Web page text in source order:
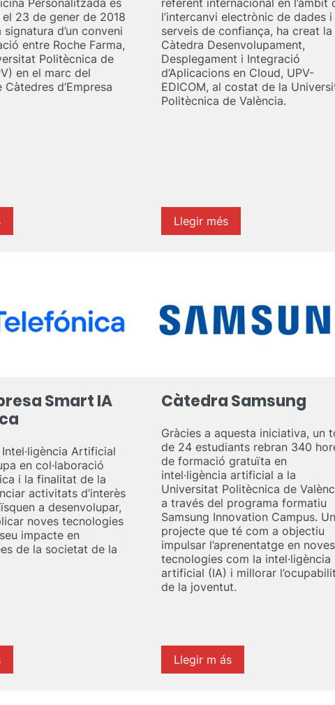
23 de gener de 2018
d’un conveni
entre Roche Farma,
Politècnica de
en el marc del
d’Empresa
l’intercanvi electrònic de dades i
serveis de confiança, ha creat la
Càtedra Desenvolupament,
Desplegament i Integració
d’Aplicacions en Cloud, UPV-
EDICOM, al costat de la
Politècnica de València.
Llegir més
Smart IA
Intel·ligència Artificial
en col·laboració
i la finalitat de la
activitats d’interès
a desenvolupar,
noves tecnologies
impacte en
de la societat de la
Càtedra Samsung
Gràcies a aquesta iniciativa, un
de 24 estudiants rebran 340
de formació gratuïta en
intel·ligència artificial a la
Universitat Politècnica de
a través del programa formatiu
Samsung Innovation Campus. Un
projecte que té com a objectiu
impulsar l’aprenentatge en noves
tecnologies com la intel·ligència
artificial (IA) i millorar
de la joventut.
Llegir m ás